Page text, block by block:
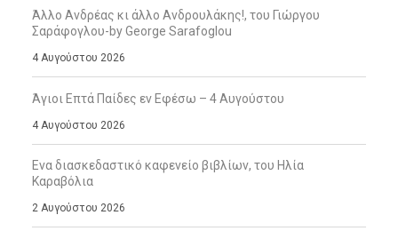
Άλλο Ανδρέας κι άλλο Ανδρουλάκης!, του Γιώργου
Σαράφογλου-by George Sarafoglou
4 Αυγούστου 2026
Άγιοι Επτά Παίδες εν Εφέσω – 4 Αυγούστου
4 Αυγούστου 2026
Ενα διασκεδαστικό καφενείο βιβλίων, του Ηλία
Καραβόλια
2 Αυγούστου 2026